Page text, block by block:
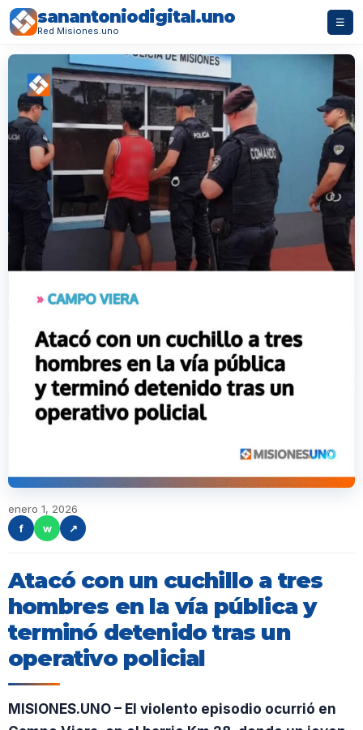
sanantoniodigital.uno
Red Misiones.uno
☰
enero 1, 2026
f
w ↗
Atacó con un cuchillo a tres
hombres en la vía pública y
terminó detenido tras un
operativo policial
MISIONES.UNO – El violento episodio ocurrió en